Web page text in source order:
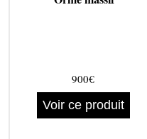
900€
Voir ce produit